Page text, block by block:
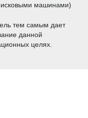
машинами)
тем самым дает
данной
целях.